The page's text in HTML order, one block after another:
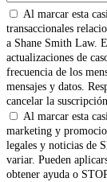
Al marcar esta
transaccionales
a Shane Smith Law.
actualizaciones de
frecuencia de los
mensajes y datos.
cancelar la suscripción.
Al marcar esta
marketing y
legales y noticias de
variar. Pueden
obtener ayuda o